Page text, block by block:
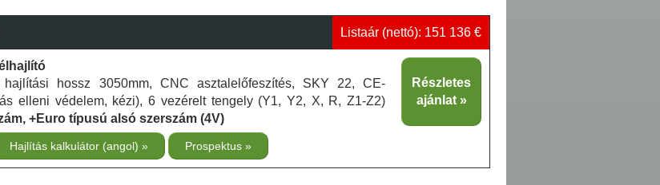
Listaár (nettó): 151 136 €
Részletes
ajánlat
hossz 3050mm, CNC asztalelőfeszítés, SKY 22, CE-
elleni védelem, kézi), 6 vezérelt tengely (Y1, Y2, X, R, Z1-Z2)
+Euro típusú alsó szerszám (4V)
Hajlítás kalkulátor (angol) Prospektus